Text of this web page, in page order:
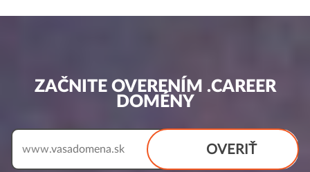
ZAČNITE OVERENÍM .CAREER
DOMÉNY
OVERIŤ
www.